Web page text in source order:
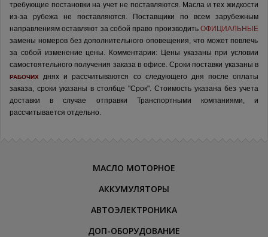
требующие постановки на учет не поставляются. Масла и тех жидкости
из-за рубежа не поставляются.
Поставщики по всем зарубежным
направлениям оставляют за собой право производить ОФИЦИАЛЬНЫЕ
замены номеров без дополнительного оповещения, что может повлечь
за собой изменение цены. Комментарии: Цены указаны при условии
самостоятельного получения заказа в офисе. Сроки поставки указаны в
РАБОЧИХ
днях и рассчитываются со следующего дня после оплаты
заказа, сроки указаны в столбце "Срок". Стоимость указана без учета
доставки в случае отправки Транспортными компаниями, и
рассчитывается отдельно.
МАСЛО МОТОРНОЕ
АККУМУЛЯТОРЫ
АВТОЭЛЕКТРОНИКА
ДОП-ОБОРУДОВАНИЕ